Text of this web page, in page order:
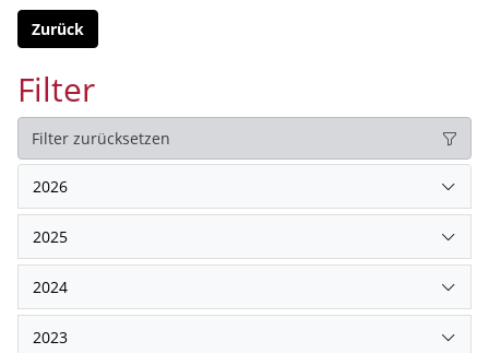
Zurück
Filter
Filter zurücksetzen
2026
2025
2024
2023